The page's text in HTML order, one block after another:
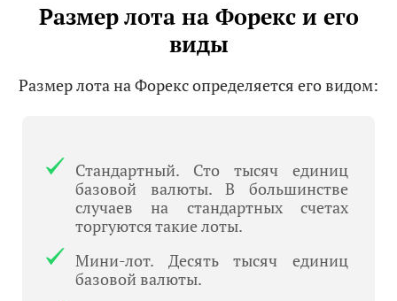
Размер лота на Форекс и его
виды
Размер лота на Форекс определяется его видом:
Стандартный. Сто тысяч единиц
базовой валюты. В большинстве
случаев на стандартных счетах
торгуются такие лоты.
Мини-лот. Десять тысяч единиц
базовой валюты.